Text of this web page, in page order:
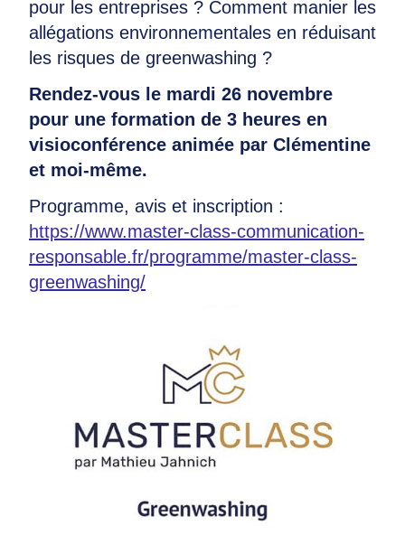
pour les entreprises ? Comment manier les
allégations environnementales en réduisant
les risques de greenwashing ?
Rendez-vous le mardi 26 novembre
pour une formation de 3 heures en
visioconférence animée par Clémentine
et moi-même.
Programme, avis et inscription :
https://www.master-class-communication-
responsable.fr/programme/master-class-
greenwashing/